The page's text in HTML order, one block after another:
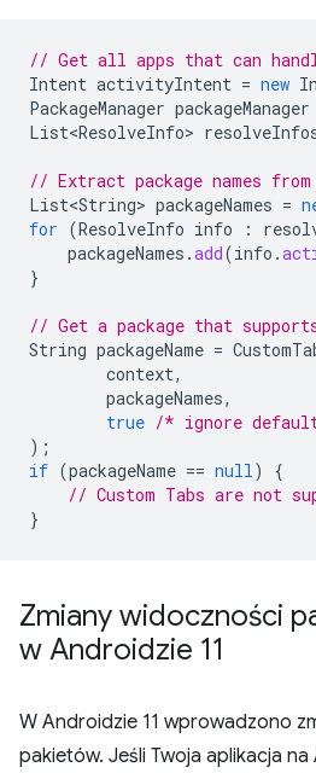
// Get all apps that can
Intent activityIntent = new
PackageManager packageManager
List<ResolveInfo>
// Extract package names
List<String> packageNames =
for (ResolveInfo info :
packageNames .add(info .
}
// Get a package that supports
String packageName =
context,
packageNames,
true /* ignore
);
if (packageName == null)
{
// Custom Tabs are not
}
Zmiany widoczności
w Androidzie 11
W Androidzie 11 wprowadzono
pakietów. Jeśli Twoja aplikacja